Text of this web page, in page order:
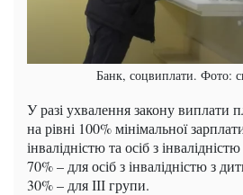
Банк, соцвиплати. Фото:
У разі ухвалення закону виплати
на рівні 100% мінімальної
інвалідністю та осіб з
70% – для осіб з інвалідністю з
30% – для ІІІ групи.